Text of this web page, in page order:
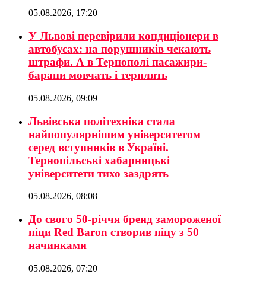
05.08.2026, 17:20
У Львові перевірили кондиціонери в
автобусах: на порушників чекають
штрафи. А в Тернополі пасажири-
барани мовчать і терплять
05.08.2026, 09:09
Львівська політехніка стала
найпопулярнішим університетом
серед вступників в Україні.
Тернопільські хабарницькі
університети тихо заздрять
05.08.2026, 08:08
До свого 50-річчя бренд замороженої
піци Red Baron створив піцу з 50
начинками
05.08.2026, 07:20